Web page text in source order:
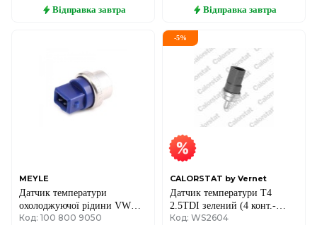
Відправка завтра Відправка завтра
MEYLE
Датчик температури
охолоджуючої рідини VW
Caddy I/II/T4 1.4-2.5 85-04 (2
Код: 100 800 9050
-5%
CALORSTAT by Vernet
Датчик температури T4
2.5TDI зелений (4 конт.-
овал)
Код: WS2604